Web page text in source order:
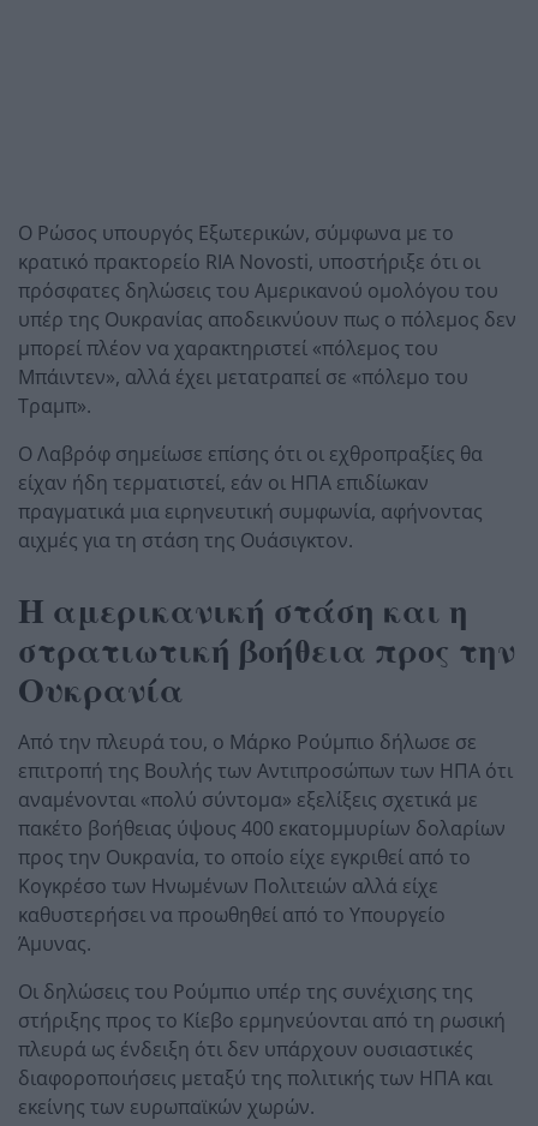
Ο Ρώσος υπουργός Εξωτερικών, σύμφωνα με το
κρατικό πρακτορείο RIA Novosti, υποστήριξε ότι οι
πρόσφατες δηλώσεις του Αμερικανού ομολόγου του
υπέρ της Ουκρανίας αποδεικνύουν πως ο πόλεμος δεν
μπορεί πλέον να χαρακτηριστεί «πόλεμος του
Μπάιντεν», αλλά έχει μετατραπεί σε «πόλεμο του
Τραμπ».
Ο Λαβρόφ σημείωσε επίσης ότι οι εχθροπραξίες θα
είχαν ήδη τερματιστεί, εάν οι ΗΠΑ επιδίωκαν
πραγματικά μια ειρηνευτική συμφωνία, αφήνοντας
αιχμές για τη στάση της Ουάσιγκτον.
Η αμερικανική στάση και η
στρατιωτική βοήθεια προς την
Ουκρανία
Από την πλευρά του, ο Μάρκο Ρούμπιο δήλωσε σε
επιτροπή της Βουλής των Αντιπροσώπων των ΗΠΑ ότι
αναμένονται «πολύ σύντομα» εξελίξεις σχετικά με
πακέτο βοήθειας ύψους 400 εκατομμυρίων δολαρίων
προς την Ουκρανία, το οποίο είχε εγκριθεί από το
Κογκρέσο των Ηνωμένων Πολιτειών αλλά είχε
καθυστερήσει να προωθηθεί από το Υπουργείο
Άμυνας.
Οι δηλώσεις του Ρούμπιο υπέρ της συνέχισης της
στήριξης προς το Κίεβο ερμηνεύονται από τη ρωσική
πλευρά ως ένδειξη ότι δεν υπάρχουν ουσιαστικές
διαφοροποιήσεις μεταξύ της πολιτικής των ΗΠΑ και
εκείνης των ευρωπαϊκών χωρών.